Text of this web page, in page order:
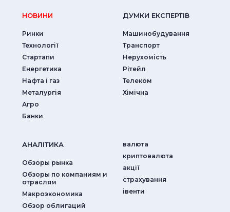
НОВИНИ
Ринки
Технології
Стартапи
Енергетика
Нафта і газ
Металургія
Агро
Банки
ДУМКИ ЕКСПЕРТIВ
Машинобудування
Транспорт
Нерухомість
Рітейл
Телеком
Хімічна
АНАЛIТИКА
Обзоры рынка
Обзоры по компаниям и
отраслям
Макроэкономика
Обзор облигаций
валюта
криптовалюта
акції
страхування
iвенти